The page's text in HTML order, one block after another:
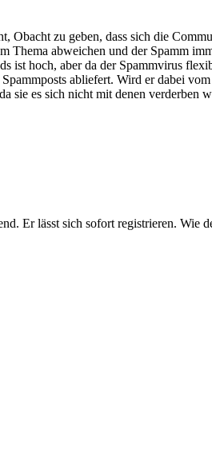
Obacht zu geben, dass sich die
Thema abweichen und der Spamm
ist hoch, aber da der Spammvirus
abliefert. Wird er dabei
sie es sich nicht mit denen verderben
Er lässt sich sofort registrieren.